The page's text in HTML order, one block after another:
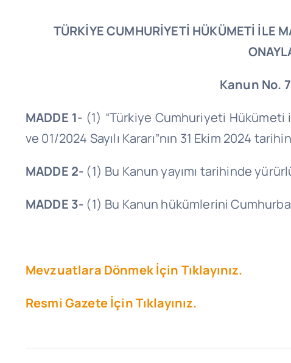
TÜRKİYE CUMHURİYETİ HÜKÜMETİ İLE
Kanun
MADDE 1- (1) “Türkiye Cumhuriyeti Hükümeti
ve 01/2024 Sayılı Kararı”nın 31 Ekim 2024
MADDE 2- (1) Bu Kanun yayımı tarihinde
MADDE 3- (1) Bu Kanun hükümlerini
Mevzuatlara Dönmek İçin Tıklayınız.
Resmi Gazete İçin Tıklayınız.